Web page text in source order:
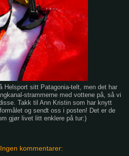
Helsport sitt Patagonia-telt, men det har
strammerne med vottene på, så vi
Takk til Ann Kristin som har knytt
og sendt oss i posten! Det er de
gjør livet litt enklere på tur:)
Ingen kommentarer: